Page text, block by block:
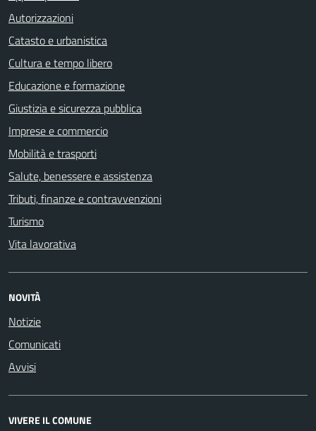
Autorizzazioni
Catasto e urbanistica
Cultura e tempo libero
Educazione e formazione
Giustizia e sicurezza pubblica
Imprese e commercio
Mobilità e trasporti
Salute, benessere e assistenza
Tributi, finanze e contravvenzioni
Turismo
Vita lavorativa
NOVITÀ
Notizie
Comunicati
Avvisi
VIVERE IL COMUNE